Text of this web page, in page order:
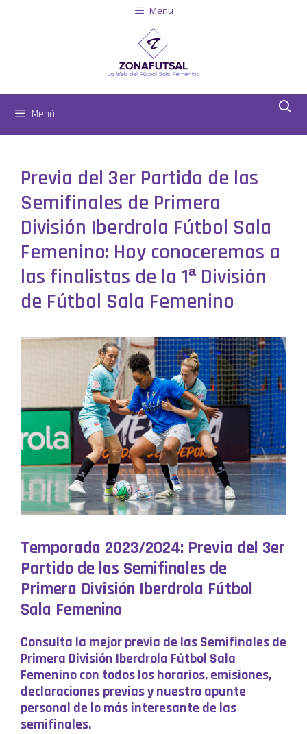
Menu
Menú
Previa del 3er Partido de las
Semifinales de Primera
División Iberdrola Fútbol Sala
Femenino: Hoy conoceremos a
las finalistas de la 1ª División
de Fútbol Sala Femenino
Temporada 2023/2024: Previa del 3er
Partido de las Semifinales de
Primera División Iberdrola Fútbol
Sala Femenino
Consulta la mejor previa de las Semifinales de
Primera División Iberdrola Fútbol Sala
Femenino con todos los horarios, emisiones,
declaraciones previas y nuestro apunte
personal de lo másinteresante de las
semifinales.